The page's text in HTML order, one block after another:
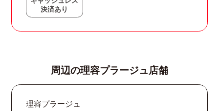
決済あり
周辺の理容プラージュ店舗
理容プラージュ